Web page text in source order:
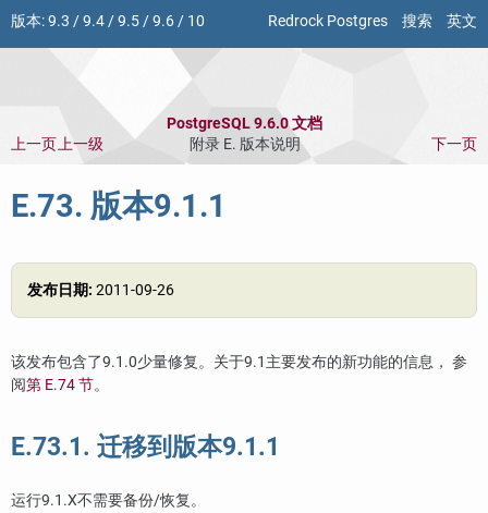
Redrock Postgres 搜索 英文
版本:9.3 /9.4/9.5/9.6/ 10
PostgreSQL 9.6.0 文档
上一页上一级 附录 E. 版本说明 下一页
E.73. 版本9.1.1
发布日期: 2011-09-26
该发布包含了9.1.0少量修复。关于9.1主要发布的新功能的信息， 参
阅第 E.74 节。
E.73.1. 迁移到版本9.1.1
运行9.1.X不需要备份/恢复。